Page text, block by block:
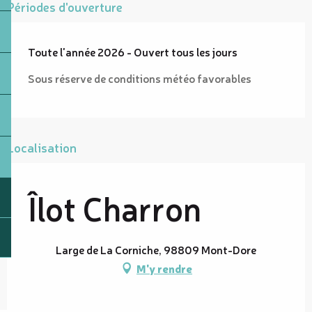
Périodes d'ouverture
Toute l'année 2026 - Ouvert tous les jours
Sous réserve de conditions météo favorables
Localisation
Îlot Charron
Large de La Corniche, 98809 Mont-Dore
M'y rendre